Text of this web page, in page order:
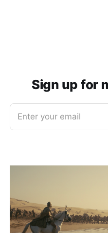
Sign up for
Enter your email